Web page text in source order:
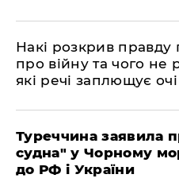
Накі розкрив правду
про війну та чого не
які речі заплющує очі
Туреччина заявила
судна" у Чорному
до РФ і України